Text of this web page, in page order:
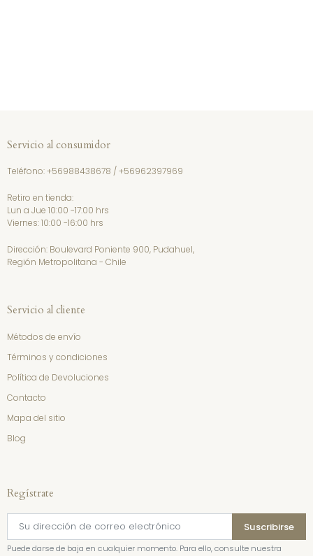
Servicio al consumidor
Teléfono:+56988438678 /+56962397969
Retiro en tienda:
Lun a Jue 10:00 -17:00 hrs
Viernes: 10:00 -16:00 hrs
Dirección: Boulevard Poniente 900, Pudahuel,
Región Metropolitana - Chile
Servicio al cliente
Métodos de envío
Términos y condiciones
Política de Devoluciones
Contacto
Mapa del sitio
Blog
Regístrate
Puede darse de baja en cualquier momento. Para ello, consulte nuestra